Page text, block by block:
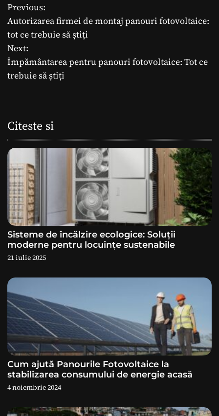
N
a
v
i
r
e
î
n
a
r
t
i
c
o
l
e
Previous:
Autorizarea firmei de montaj panouri fotovoltaice:
tot ce trebuie să știți
Next:
Împământarea pentru panouri fotovoltaice: Tot ce
trebuie să știți
Citeste si
Sisteme de încălzire ecologice: Soluții
moderne pentru locuințe sustenabile
21 iulie 2025
Cum ajută Panourile Fotovoltaice la
stabilizarea consumului de energie acasă
4 noiembrie 2024